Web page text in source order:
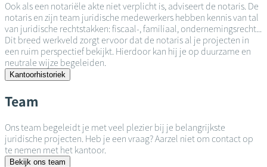
Ook als een notariële akte niet verplicht is, adviseert de notaris. De
notaris en zijn team juridische medewerkers hebben kennis van tal
van juridische rechtstakken: fiscaal-, familiaal, ondernemingsrecht...
Dit breed werkveld zorgt ervoor dat de notaris al je projecten in
een ruim perspectief bekijkt. Hierdoor kan hij je op duurzame en
neutrale wijze begeleiden.
Kantoorhistoriek
Team
Ons team begeleidt je met veel plezier bij je belangrijkste
juridische projecten. Heb je een vraag? Aarzel niet om contact op
te nemen met het kantoor.
Bekijk ons team